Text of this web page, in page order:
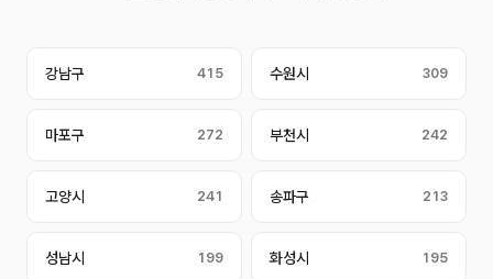
강남구 415 수원시 309
마포구 272 부천시 242
고양시 241 송파구 213
성남시 199 화성시 195